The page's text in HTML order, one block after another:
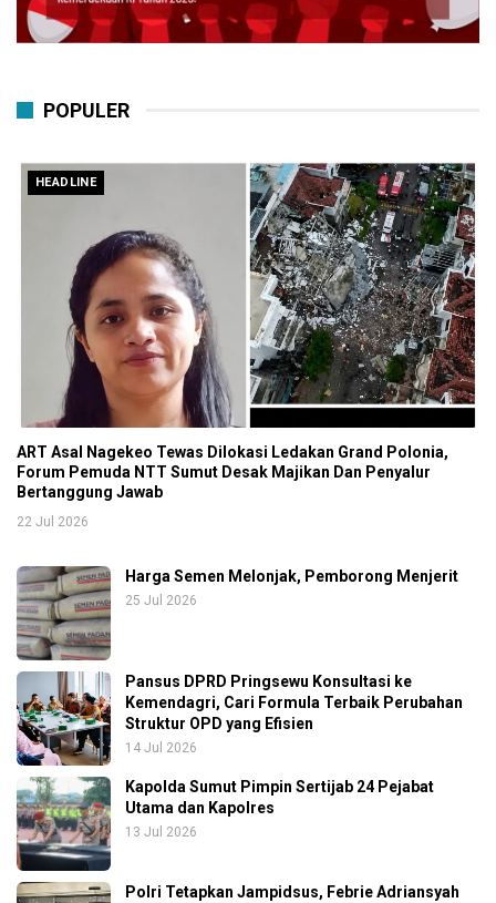
POPULER
HEADLINE
ART Asal Nagekeo Tewas Dilokasi Ledakan Grand Polonia,
Forum Pemuda NTT Sumut Desak Majikan Dan Penyalur
Bertanggung Jawab
22 Jul 2026
Harga Semen Melonjak, Pemborong Menjerit
25 Jul 2026
Pansus DPRD Pringsewu Konsultasi ke
Kemendagri, Cari Formula Terbaik Perubahan
Struktur OPD yang Efisien
14 Jul 2026
Kapolda Sumut Pimpin Sertijab 24 Pejabat
Utama dan Kapolres
13 Jul 2026
Polri Tetapkan Jampidsus, Febrie Adriansyah